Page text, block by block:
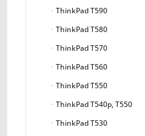
ThinkPad T590
ThinkPad T580
ThinkPad T570
ThinkPad T560
ThinkPad T550
ThinkPad T540p, T550
ThinkPad T530